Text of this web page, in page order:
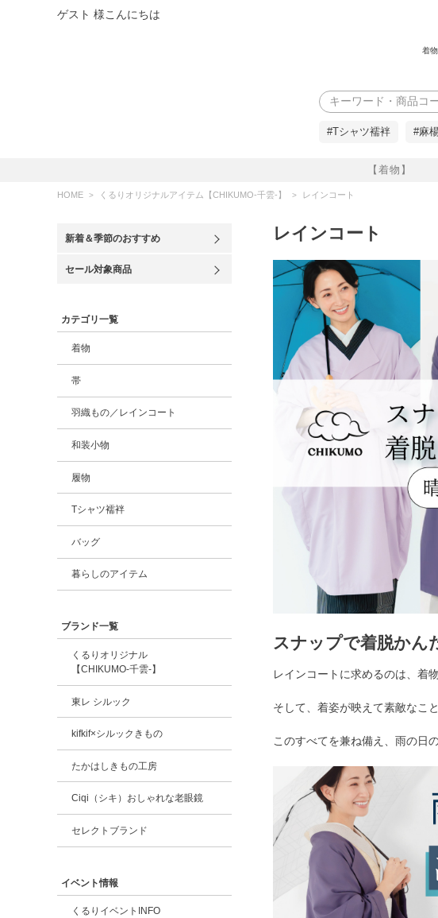
ゲスト 様こんにちは
着
【着物】
検索
#Tシャツ襦袢 #麻
HOME くるりオリジナルアイテム【CHIKUMO-千雲-】 レインコート
新着＆季節のおすすめ
セール対象商品
カテゴリ一覧
着物
帯
羽織もの／レインコート
和装小物
履物
Tシャツ襦袢
バッグ
暮らしのアイテム
ブランド一覧
くるりオリジナル
【CHIKUMO-千雲-】
東レ シルック
kifkif×シルックきもの
たかはしきもの工房
Ciqi（シキ）おしゃれな老眼鏡
セレクトブランド
イベント情報
くるりイベントINFO
レインコート
スナップで着脱かん
レインコートに求めるのは、着
そして、着姿が映えて素敵なこと
このすべてを兼ね備え、雨の日